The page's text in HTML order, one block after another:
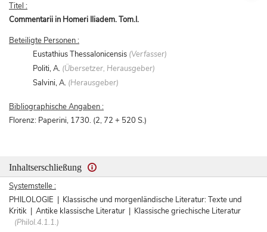
Titel :
Commentarii in Homeri Iliadem. Tom.I.
Beteiligte Personen :
Eustathius Thessalonicensis (Verfasser)
Politi, A. (Übersetzer, Herausgeber)
Salvini, A. (Herausgeber)
Bibliographische Angaben :
Florenz: Paperini, 1730. (2, 72 + 520 S.)
Inhaltserschließung
Systemstelle :
PHILOLOGIE | Klassische und morgenländische Literatur: Texte und
Kritik | Antike klassische Literatur | Klassische griechische Literatur
(Philol.4.1.1.)